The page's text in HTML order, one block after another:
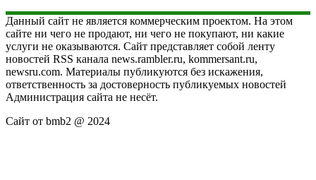
Данный сайт не является коммерческим проектом. На этом
сайте ни чего не продают, ни чего не покупают, ни какие
услуги не оказываются. Сайт представляет собой ленту
новостей RSS канала news.rambler.ru, kommersant.ru,
newsru.com. Материалы публикуются без искажения,
ответственность за достоверность публикуемых новостей
Администрация сайта не несёт.
Сайт от bmb2 @ 2024